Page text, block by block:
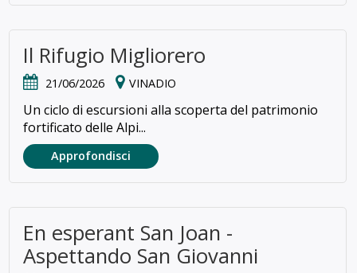
Il Rifugio Migliorero
21/06/2026 VINADIO
Un ciclo di escursioni alla scoperta del patrimonio
fortificato delle Alpi...
Approfondisci
En esperant San Joan -
Aspettando San Giovanni